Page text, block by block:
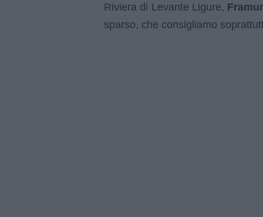
Riviera di Levante Ligure,
sparso, che consigliamo